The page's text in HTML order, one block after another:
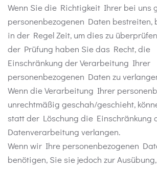
Wenn Sie die Richtigkeit Ihrer bei uns
personenbezogenen Daten bestreiten,
in der Regel Zeit, um dies zu
der Prüfung haben Sie das Recht, die
Einschränkung der Verarbeitung Ihrer
personenbezogenen Daten zu
Wenn die Verarbeitung Ihrer
unrechtmäßig geschah/geschieht,
statt der Löschung die Einschränkung
Datenverarbeitung verlangen.
Wenn wir Ihre personenbezogenen
benötigen, Sie sie jedoch zur Ausübung,